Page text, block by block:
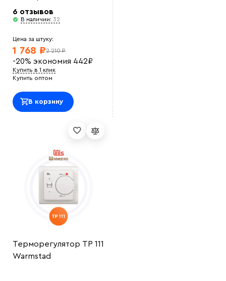
6 отзывов
В наличии: 32
Цена за штуку:
2 210 ₽
1 768 ₽
-20% экономия 442₽
Купить в 1 клик
Купить оптом
В корзину
Терморегулятор ТР 111
Warmstad